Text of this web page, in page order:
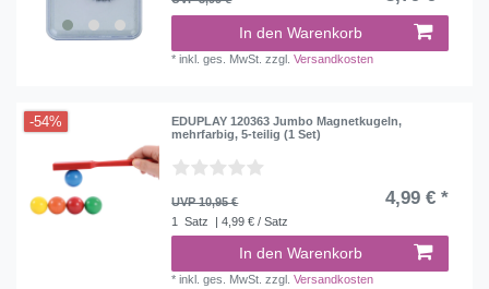
In den Warenkorb
*inkl. ges. MwSt. zzgl.Versandkosten
-54%
EDUPLAY 120363 Jumbo Magnetkugeln,
mehrfarbig, 5-teilig (1 Set)
UVP 10,95 € 4,99 € *
1 Satz | 4,99 € / Satz
In den Warenkorb
*inkl. ges. MwSt. zzgl.Versandkosten